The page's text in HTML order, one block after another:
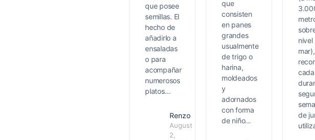
que posee
semillas. El
hecho de
añadirlo a
ensaladas
o para
acompañar
numerosos
platos…
Renzo
August
2,
que
consisten
en panes
grandes
usualmente
de trigo o
harina,
moldeados
y
adornados
con forma
de niño…
nivel
de